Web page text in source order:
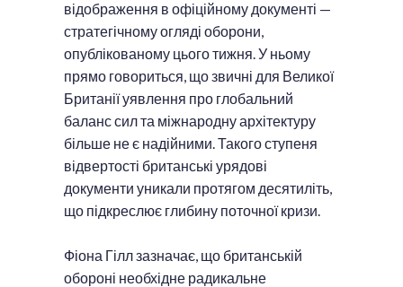
відображення в офіційному документі —
стратегічному огляді оборони,
опублікованому цього тижня. У ньому
прямо говориться, що звичні для Великої
Британії уявлення про глобальний
баланс сил та міжнародну архітектуру
більше не є надійними. Такого ступеня
відвертості британські урядові
документи уникали протягом десятиліть,
що підкреслює глибину поточної кризи.
Фіона Гілл зазначає, що британській
обороні необхідне радикальне